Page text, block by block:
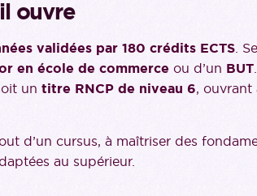
ouvre
validées par 180 crédits ECTS.
en école de commerce ou d’un BUT
un titre RNCP de niveau 6, ouvrant
d’un cursus, à maîtriser des
au supérieur.